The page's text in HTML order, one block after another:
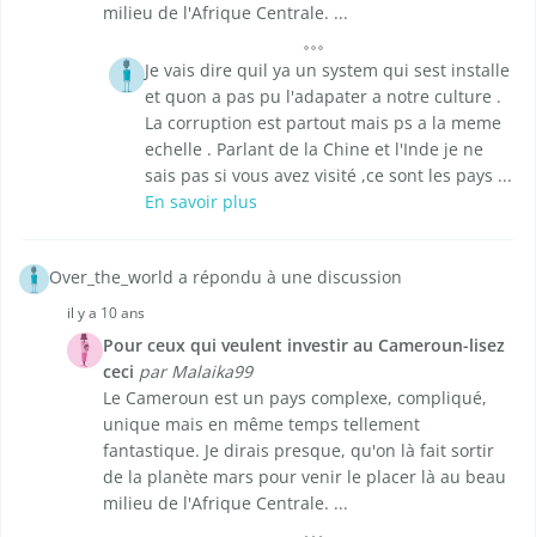
milieu de l'Afrique Centrale. ...
Je vais dire quil ya un system qui sest installe
et quon a pas pu l'adapater a notre culture .
La corruption est partout mais ps a la meme
echelle . Parlant de la Chine et l'Inde je ne
sais pas si vous avez visité ,ce sont les pays ...
En savoir plus
Over_the_world a répondu à une discussion
il y a 10 ans
Pour ceux qui veulent investir au Cameroun-lisez
ceci par Malaika99
Le Cameroun est un pays complexe, compliqué,
unique mais en même temps tellement
fantastique. Je dirais presque, qu'on là fait sortir
de la planète mars pour venir le placer là au beau
milieu de l'Afrique Centrale. ...